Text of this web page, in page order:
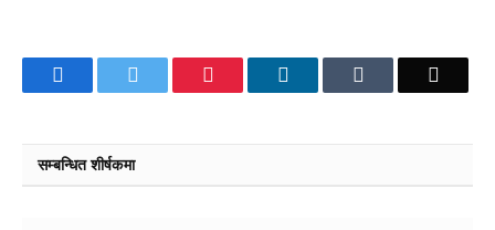
Facebook Pinterest LinkedIn
सम्बन्धित शीर्षकमा